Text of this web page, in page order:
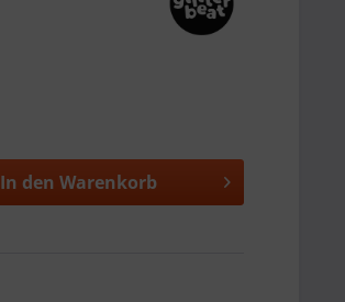
In den Warenkorb